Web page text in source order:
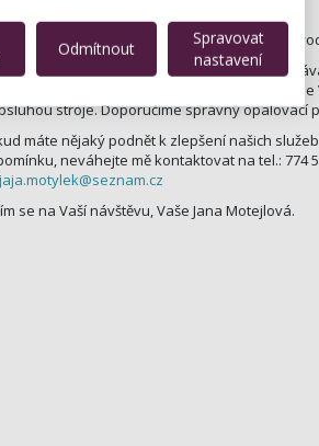
je možno platit i platebními karty nebo
jste se cítili u nás co nejlépe, je studio
přistupujeme individuálně,
stroje. Doporučíme správný opalovací
máte nějaký podnět k zlepšení našich
neváhejte mě kontaktovat na tel.: 774
jaja.motylek@seznam.cz
se na Vaší návštěvu, Vaše Jana Motejlová.
Odmítnout
Spravovat
nastavení